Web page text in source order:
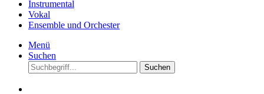
Instrumental
Vokal
Ensemble und Orchester
Menü
Suchen
Suchen